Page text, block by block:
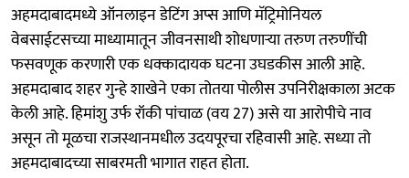
अहमदाबादमध्ये ऑनलाइन डेटिंग अप्स आणि मॅट्रिमोनियल
वेबसाईटसच्या माध्यामातून जीवनसाथी शोधणाऱ्या तरुण तरुणींची
फसवणूक करणारी एक धक्कादायक घटना उघडकीस आली आहे.
अहमदाबाद शहर गुन्हे शाखेने एका तोतया पोलीस उपनिरीक्षकाला अटक
केली आहे. हिमांशु उर्फ रॉकी पांचाळ (वय 27) असे या आरोपीचे नाव
असून तो मूळचा राजस्थानमधील उदयपूरचा रहिवासी आहे. सध्या तो
अहमदाबादच्या साबरमती भागात राहत होता.